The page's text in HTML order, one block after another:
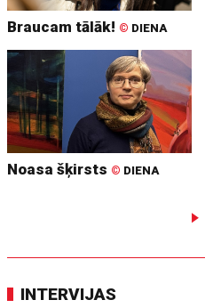
Braucam tālāk! © DIENA
Noasa šķirsts © DIENA
INTERVIJAS